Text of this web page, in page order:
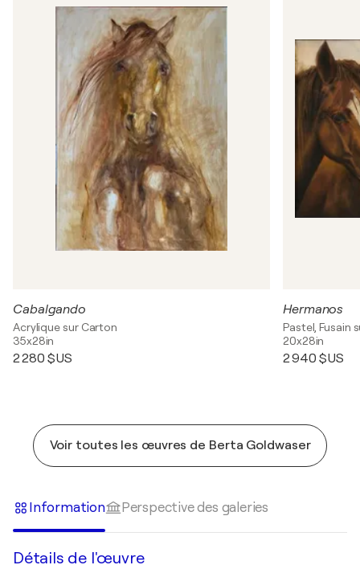
Cabalgando
Acrylique sur Carton
35x28in
2 280 $US
Hermanos
Pastel, Fusain
20x28in
2 940 $US
Voir toutes les œuvres de Berta Goldwaser
Information Perspective des galeries
Détails de l'œuvre